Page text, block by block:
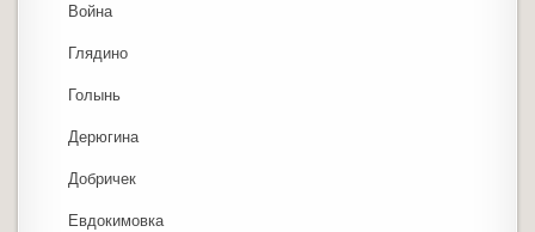
Война
Глядино
Голынь
Дерюгина
Добричек
Евдокимовка